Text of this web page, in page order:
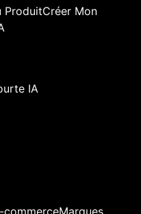
ProduitCréer Mon
IA